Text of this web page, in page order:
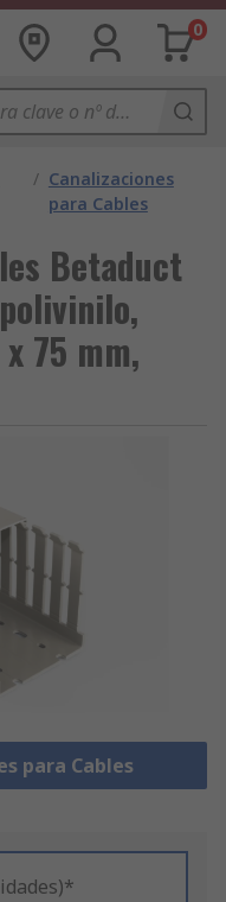
0
/ Canalizaciones
para Cables
Betaduct
75 mm,
para Cables